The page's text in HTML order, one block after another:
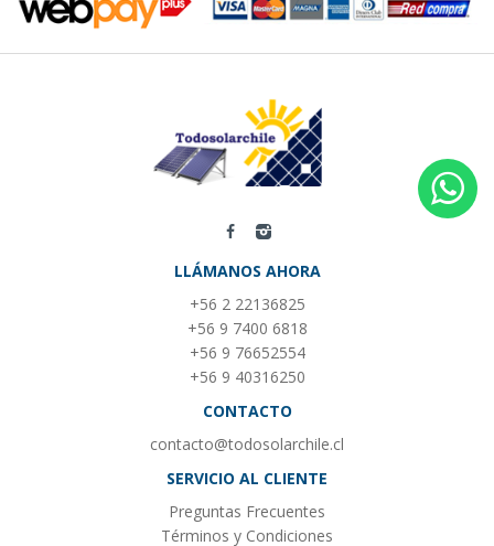
LLÁMANOS AHORA
+56 2 22136825
+56 9 7400 6818
+56 9 76652554
+56 9 40316250
CONTACTO
contacto@todosolarchile.cl
SERVICIO AL CLIENTE
Preguntas Frecuentes
Términos y Condiciones